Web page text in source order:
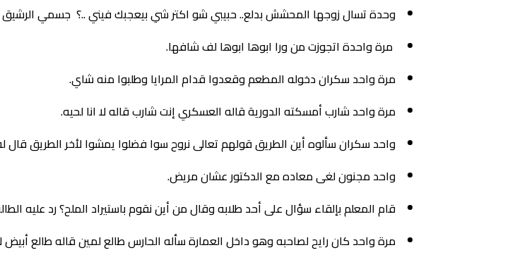
وحدة تسال زوجها المحشش بدلع.. حبيبي شو اكتر شي بيعجبك فيني ..؟ جسمي الرشيق
مرة واحدة اتجوزت من ورا ابوها ابوها لف شافها.
مرة واحد سكران دخوله المطعم وقعدوا قدام المرايا وطلبوا منه شاي.
مرة واحد شارب أمسكته الدورية قاله العسكري إنت شارب قاله لا انا لحيه.
واحد سكران سألوه أين الطريق قولهم تعالى نروح سوا فضلوا يمشوا لأخر الطريق قال
واحد مجنون لغى معاده مع الدكتور عشان مريض.
قام المعلم بإلقاء سؤال على أحد طلابه وقال من أين نقوم باستيراد الملح؟ رد عليه
مرة واحد كان رايح لصاحبه وهو داخل العمارة سأله الحارس طالع لمين قاله طالع